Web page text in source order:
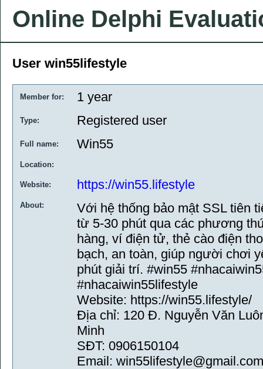
Online Delphi
User win55lifestyle
Member for: 1 year
Type: Registered user
Full name: Win55
Location:
Website: https://win55.lifestyle
About:
Với hệ thống bảo mật SSL tiên
từ 5-30 phút qua các phương
hàng, ví điện tử, thẻ cào điện
bạch, an toàn, giúp người chơi
phút giải trí. #win55
#nhacaiwin55lifestyle
Website: https://win55.lifestyle/
Địa chỉ: 120 Đ. Nguyễn Văn
Minh
SĐT: 0906150104
Email: win55lifestyle@gmail.com